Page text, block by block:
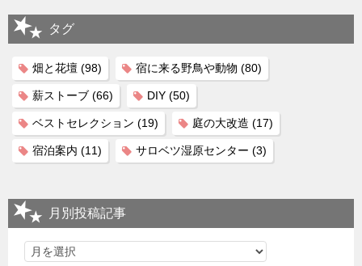
タグ
畑と花壇 (98) 宿に来る野鳥や動物 (80)
薪ストーブ (66) DIY (50)
ベストセレクション (19) 庭の大改造 (17)
宿泊案内 (11) サロベツ湿原センター (3)
月別投稿記事